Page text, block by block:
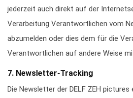
jederzeit auch direkt auf der
Verarbeitung Verantwortlichen vom
abzumelden oder dies dem für die
Verantwortlichen auf andere Weise
7. Newsletter-Tracking
Die Newsletter der DELF ZEH